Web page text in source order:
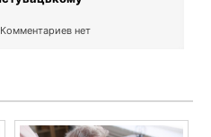
Комментариев нет